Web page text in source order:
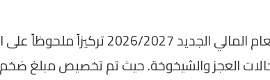
شهدت الموازنة العامة للدولة للعام المالي الجديد 2026/
العجز والشيخوخة. حيث تم تخصيص مبلغ